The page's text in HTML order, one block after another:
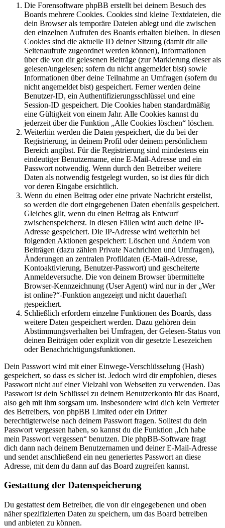
Die Forensoftware phpBB erstellt bei deinem Besuch des
Boards mehrere Cookies. Cookies sind kleine Textdateien, die
dein Browser als temporäre Dateien ablegt und die zwischen
den einzelnen Aufrufen des Boards erhalten bleiben. In diesen
Cookies sind die aktuelle ID deiner Sitzung (damit dir alle
Seitenaufrufe zugeordnet werden können), Informationen
über die von dir gelesenen Beiträge (zur Markierung dieser als
gelesen/ungelesen; sofern du nicht angemeldet bist) sowie
Informationen über deine Teilnahme an Umfragen (sofern du
nicht angemeldet bist) gespeichert. Ferner werden deine
Benutzer-ID, ein Authentifizierungsschlüssel und eine
Session-ID gespeichert. Die Cookies haben standardmäßig
eine Gültigkeit von einem Jahr. Alle Cookies kannst du
jederzeit über die Funktion „Alle Cookies löschen“ löschen.
Weiterhin werden die Daten gespeichert, die du bei der
Registrierung, in deinem Profil oder deinem persönlichem
Bereich angibst. Für die Registrierung sind mindestens ein
eindeutiger Benutzername, eine E-Mail-Adresse und ein
Passwort notwendig. Wenn durch den Betreiber weitere
Daten als notwendig festgelegt wurden, so ist dies für dich
vor deren Eingabe ersichtlich.
Wenn du einen Beitrag oder eine private Nachricht erstellst,
so werden die dort eingegebenen Daten ebenfalls gespeichert.
Gleiches gilt, wenn du einen Beitrag als Entwurf
zwischenspeicherst. In diesen Fällen wird auch deine IP-
Adresse gespeichert. Die IP-Adresse wird weiterhin bei
folgenden Aktionen gespeichert: Löschen und Ändern von
Beiträgen (dazu zählen Private Nachrichten und Umfragen),
Änderungen an zentralen Profildaten (E-Mail-Adresse,
Kontoaktivierung, Benutzer-Passwort) und gescheiterte
Anmeldeversuche. Die von deinem Browser übermittelte
Browser-Kennzeichnung (User Agent) wird nur in der „Wer
ist online?“-Funktion angezeigt und nicht dauerhaft
gespeichert.
Schließlich erfordern einzelne Funktionen des Boards, dass
weitere Daten gespeichert werden. Dazu gehören dein
Abstimmungsverhalten bei Umfragen, der Gelesen-Status von
deinen Beiträgen oder explizit von dir gesetzte Lesezeichen
oder Benachrichtigungsfunktionen.
Dein Passwort wird mit einer Einwege-Verschlüsselung (Hash)
gespeichert, so dass es sicher ist. Jedoch wird dir empfohlen, dieses
Passwort nicht auf einer Vielzahl von Webseiten zu verwenden. Das
Passwort ist dein Schlüssel zu deinem Benutzerkonto für das Board,
also geh mit ihm sorgsam um. Insbesondere wird dich kein Vertreter
des Betreibers, von phpBB Limited oder ein Dritter
berechtigterweise nach deinem Passwort fragen. Solltest du dein
Passwort vergessen haben, so kannst du die Funktion „Ich habe
mein Passwort vergessen“ benutzen. Die phpBB-Software fragt
dich dann nach deinem Benutzernamen und deiner E-Mail-Adresse
und sendet anschließend ein neu generiertes Passwort an diese
Adresse, mit dem du dann auf das Board zugreifen kannst.
Gestattung der Datenspeicherung
Du gestattest dem Betreiber, die von dir eingegebenen und oben
näher spezifizierten Daten zu speichern, um das Board betreiben
und anbieten zu können.